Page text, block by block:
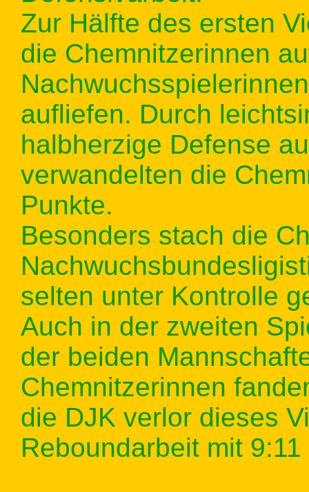
Zur Hälfte des ersten
die Chemnitzerinnen
aufliefen. Durch
halbherzige Defense
verwandelten die
Punkte.
Besonders stach die
selten unter Kontrolle
Auch in der zweiten
der beiden
Chemnitzerinnen
die DJK verlor dieses
Reboundarbeit mit